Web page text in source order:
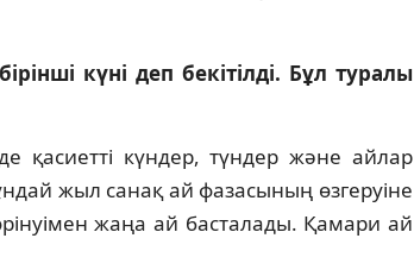
күні деп бекітілді. Бұл туралы
қасиетті күндер, түндер және айлар
жыл санақ ай фазасының өзгеруіне
жаңа ай басталады. Қамари ай